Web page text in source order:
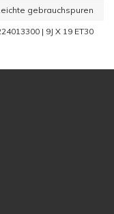
gebrauchspuren
| 9J X 19 ET30